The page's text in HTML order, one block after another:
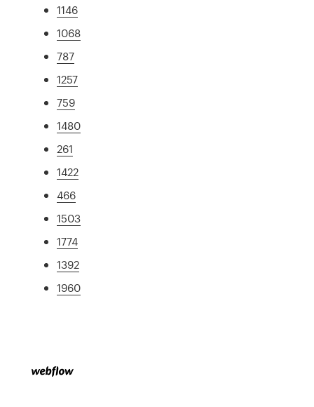
1146
1068
787
1257
759
1480
261
1422
466
1503
1774
1392
1960